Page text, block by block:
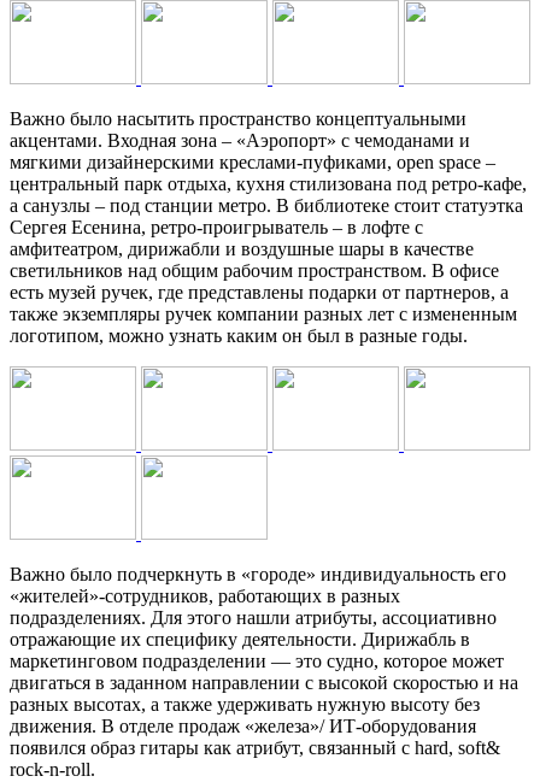
Важно было насытить пространство концептуальными
акцентами. Входная зона – «Аэропорт» с чемоданами и
мягкими дизайнерскими креслами-пуфиками, open space –
центральный парк отдыха, кухня стилизована под ретро-кафе,
а санузлы – под станции метро. В библиотеке стоит статуэтка
Сергея Есенина, ретро-проигрыватель – в лофте с
амфитеатром, дирижабли и воздушные шары в качестве
светильников над общим рабочим пространством. В офисе
есть музей ручек, где представлены подарки от партнеров, а
также экземпляры ручек компании разных лет с измененным
логотипом, можно узнать каким он был в разные годы.
Важно было подчеркнуть в «городе» индивидуальность его
«жителей»-сотрудников, работающих в разных
подразделениях. Для этого нашли атрибуты, ассоциативно
отражающие их специфику деятельности. Дирижабль в
маркетинговом подразделении — это судно, которое может
двигаться в заданном направлении с высокой скоростью и на
разных высотах, а также удерживать нужную высоту без
движения. В отделе продаж «железа»/ ИТ-оборудования
появился образ гитары как атрибут, связанный с hard, soft&
rock-n-roll.